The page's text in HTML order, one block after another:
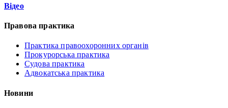
Відео
Правова практика
Практика правоохоронних органів
Прокурорська практика
Судова практика
Адвокатська практика
Новини